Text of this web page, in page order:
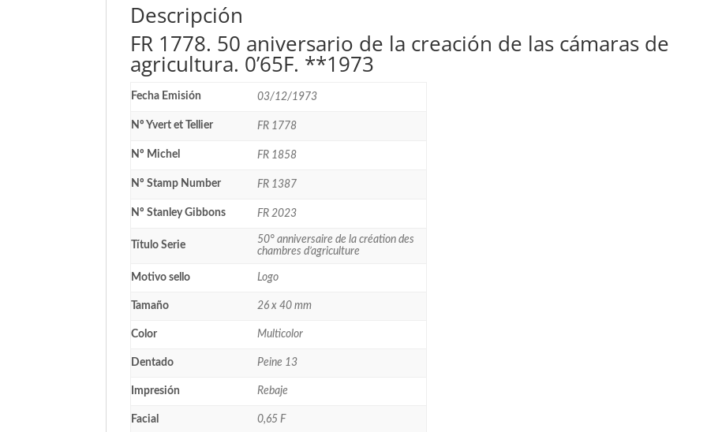
**1973
Descripción
FR 1778. 50 aniversario de la creación de las cámaras de
agricultura. 0’65F. **1973
Fecha Emisión 03/12/1973
Nº Yvert et Tellier FR 1778
Nº Michel FR 1858
Nº Stamp Number FR 1387
Nº Stanley Gibbons FR 2023
Título Serie
50° anniversaire de la création des
chambres d’agriculture
Motivo sello Logo
Tamaño 26 x 40 mm
Color Multicolor
Dentado Peine 13
Impresión Rebaje
Facial 0,65 F